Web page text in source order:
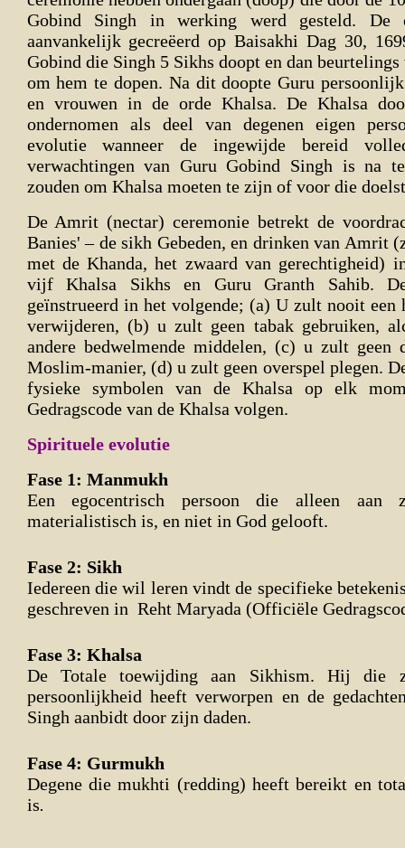
Gobind Singh in werking werd gesteld. De
aanvankelijk gecreëerd op Baisakhi Dag 30,
Gobind die Singh 5 Sikhs doopt en dan
om hem te dopen. Na dit doopte Guru
en vrouwen in de orde Khalsa. De Khalsa
ondernomen als deel van degenen eigen
evolutie wanneer de ingewijde bereid
verwachtingen van Guru Gobind Singh is na
zouden om Khalsa moeten te zijn of voor die
De Amrit (nectar) ceremonie betrekt de
Banies' – de sikh Gebeden, en drinken van Amrit
met de Khanda, het zwaard van gerechtigheid)
vijf Khalsa Sikhs en Guru Granth Sahib.
geïnstrueerd in het volgende; (a) U zult nooit een
verwijderen, (b) u zult geen tabak gebruiken,
andere bedwelmende middelen, (c) u zult geen
Moslim-manier, (d) u zult geen overspel plegen.
fysieke symbolen van de Khalsa op elk
Gedragscode van de Khalsa volgen.
Spirituele evolutie
Fase 1: Manmukh
Een egocentrisch persoon die alleen aan
materialistisch is, en niet in God gelooft.
Fase 2: Sikh
Iedereen die wil leren vindt de specifieke
geschreven in Reht Maryada (Officiële
Fase 3: Khalsa
De Totale toewijding aan Sikhism. Hij die
persoonlijkheid heeft verworpen en de
Singh aanbidt door zijn daden.
Fase 4: Gurmukh
Degene die mukhti (redding) heeft bereikt en
is.